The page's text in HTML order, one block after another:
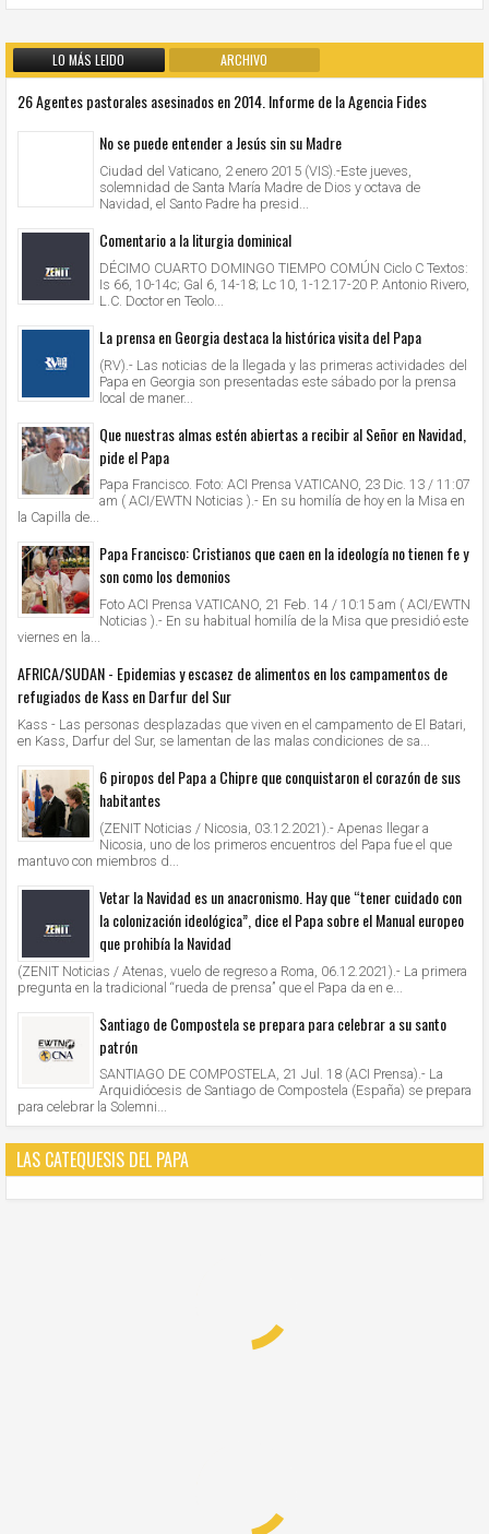
LO MÁS LEIDO ARCHIVO
26 Agentes pastorales asesinados en 2014. Informe de la Agencia Fides
No se puede entender a Jesús sin su Madre
Ciudad del Vaticano, 2 enero 2015 (VIS).-Este jueves,
solemnidad de Santa María Madre de Dios y octava de
Navidad, el Santo Padre ha presid...
Comentario a la liturgia dominical
DÉCIMO CUARTO DOMINGO TIEMPO COMÚN Ciclo C Textos:
Is 66, 10-14c; Gal 6, 14-18; Lc 10, 1-12.17-20 P. Antonio Rivero,
L.C. Doctor en Teolo...
La prensa en Georgia destaca la histórica visita del Papa
(RV).- Las noticias de la llegada y las primeras actividades del
Papa en Georgia son presentadas este sábado por la prensa
local de maner...
Que nuestras almas estén abiertas a recibir al Señor en Navidad,
pide el Papa
Papa Francisco. Foto: ACI Prensa VATICANO, 23 Dic. 13 / 11:07
am ( ACI/EWTN Noticias ).- En su homilía de hoy en la Misa en
la Capilla de...
Papa Francisco: Cristianos que caen en la ideología no tienen fe y
son como los demonios
Foto ACI Prensa VATICANO, 21 Feb. 14 / 10:15 am ( ACI/EWTN
Noticias ).- En su habitual homilía de la Misa que presidió este
viernes en la...
AFRICA/SUDAN - Epidemias y escasez de alimentos en los campamentos de
refugiados de Kass en Darfur del Sur
Kass - Las personas desplazadas que viven en el campamento de El Batari,
en Kass, Darfur del Sur, se lamentan de las malas condiciones de sa...
6 piropos del Papa a Chipre que conquistaron el corazón de sus
habitantes
(ZENIT Noticias / Nicosia, 03.12.2021).- Apenas llegar a
Nicosia, uno de los primeros encuentros del Papa fue el que
mantuvo con miembros d...
Vetar la Navidad es un anacronismo. Hay que “tener cuidado con
la colonización ideológica”, dice el Papa sobre el Manual europeo
que prohibía la Navidad
(ZENIT Noticias / Atenas, vuelo de regreso a Roma, 06.12.2021).- La primera
pregunta en la tradicional “rueda de prensa” que el Papa da en e...
Santiago de Compostela se prepara para celebrar a su santo
patrón
SANTIAGO DE COMPOSTELA, 21 Jul. 18 (ACI Prensa).- La
Arquidiócesis de Santiago de Compostela (España) se prepara
para celebrar la Solemni...
LAS CATEQUESIS DEL PAPA